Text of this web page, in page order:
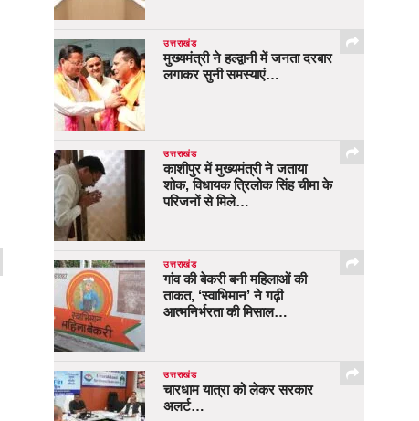
उत्तराखंड
मुख्यमंत्री ने हल्द्वानी में जनता दरबार
लगाकर सुनी समस्याएं…
उत्तराखंड
काशीपुर में मुख्यमंत्री ने जताया
शोक, विधायक त्रिलोक सिंह चीमा के
परिजनों से मिले…
उत्तराखंड
गांव की बेकरी बनी महिलाओं की
ताकत, ‘स्वाभिमान’ ने गढ़ी
आत्मनिर्भरता की मिसाल…
उत्तराखंड
चारधाम यात्रा को लेकर सरकार
अलर्ट…